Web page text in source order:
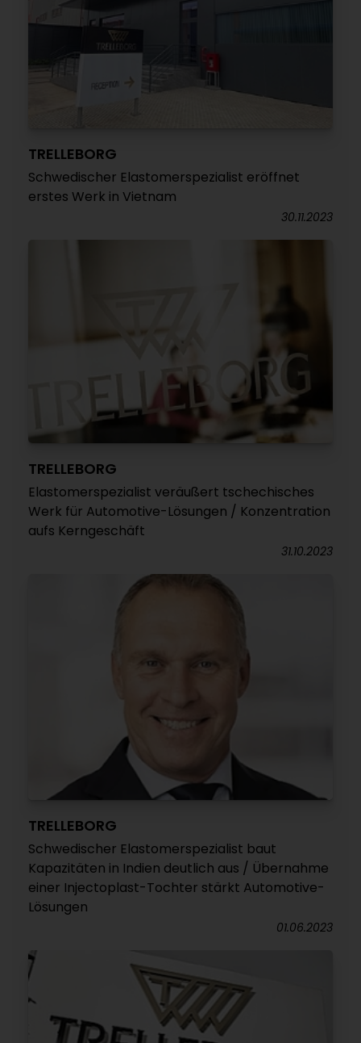
TRELLEBORG
Schwedischer Elastomerspezialist eröffnet
erstes Werk in Vietnam
30.11.2023
TRELLEBORG
Elastomerspezialist veräußert tschechisches
Werk für Automotive-Lösungen / Konzentration
aufs Kerngeschäft
31.10.2023
TRELLEBORG
Schwedischer Elastomerspezialist baut
Kapazitäten in Indien deutlich aus / Übernahme
einer Injectoplast-Tochter stärkt Automotive-
Lösungen
01.06.2023